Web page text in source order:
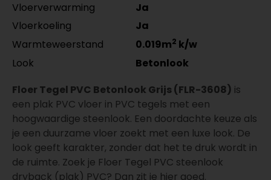
Vloerverwarming
Ja
Vloerkoeling
Ja
Warmteweerstand
0.019m2 k/w
Look
Betonlook
Floer Tegel PVC Betonlook Grijs (FLR-3608) is
een plak PVC vloer in PVC tegels met een
hoogwaardige steenlook. Een doordachte keuze als
je een duurzame vloer zoekt met een luxe look. De
look geeft karakter, zonder dat het te druk wordt in
de ruimte. Zoek je Floer Tegel PVC steenlook
dryback (plak) PVC? Dan zit je hier goed.